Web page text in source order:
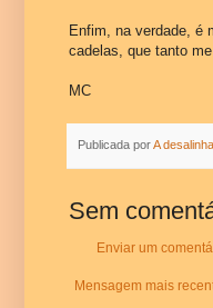
Enfim, na verdade, é
cadelas, que tanto me
MC
Publicada porA
Sem
Enviar um
Mensagem mais